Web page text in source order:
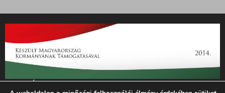
„Az Új Ember katolikus hetilap 2014. évi működésének